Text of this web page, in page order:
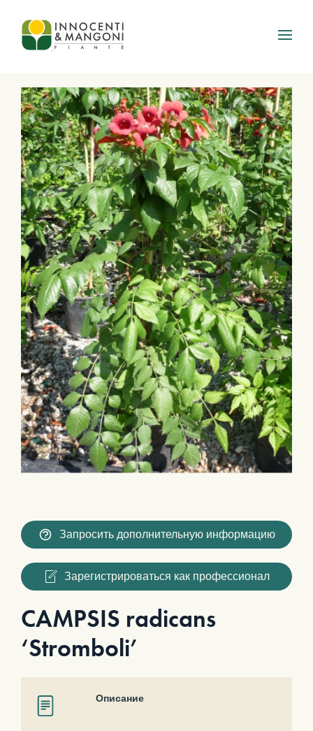
Skip to main content
Запросить дополнительную информацию
Зарегистрироваться как профессионал
CAMPSIS radicans
‘Stromboli’
Описание